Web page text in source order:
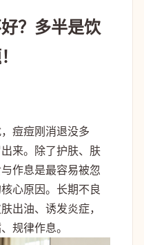
？多半是饮
痘痘刚消退没多
来。除了护肤、肤
作息是最容易被忽
心原因。长期不良
出油、诱发炎症，
规律作息。